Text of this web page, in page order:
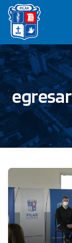
Saltar
contenido
egresar